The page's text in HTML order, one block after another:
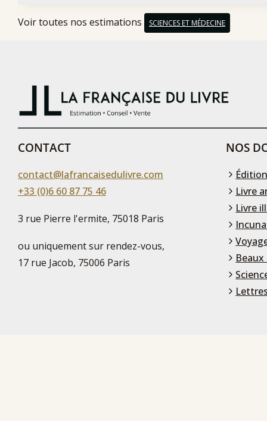
Voir toutes nos estimations SCIENCES ET MÉDECINE
CONTACT
contact@lafrancaisedulivre.com
+33 (0)6 60 87 75 46
3 rue Pierre l'ermite, 75018 Paris
ou uniquement sur rendez-vous,
17 rue Jacob, 75006 Paris
NOS
Livre
Livre